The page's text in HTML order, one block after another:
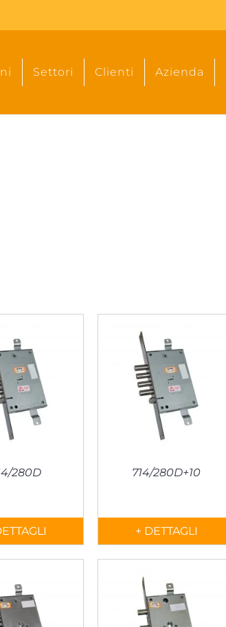
Settori Clienti Azienda
280D 714/280D+10
+ DETTAGLI